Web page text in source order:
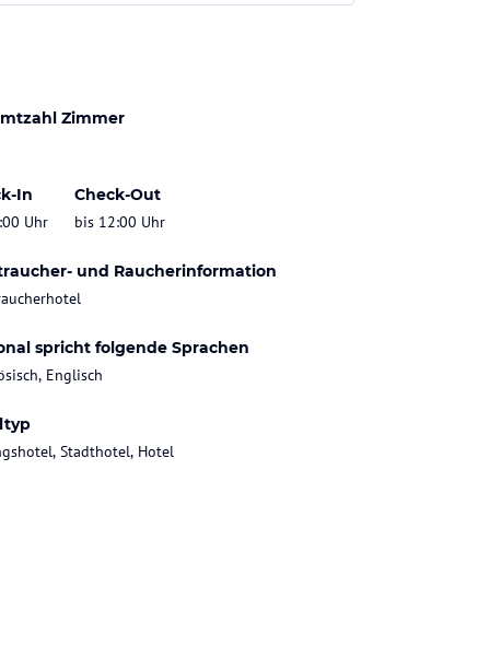
Zimmer
In
Uhr
Check-Out
bis 12:00 Uhr
und Raucherinformation
spricht folgende Sprachen
Englisch
Stadthotel, Hotel